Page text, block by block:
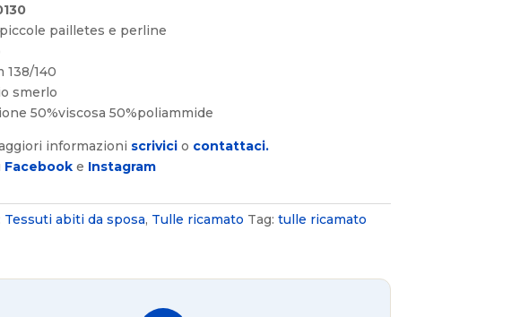
pailletes e perline
138/140
smerlo
50%viscosa 50%poliammide
informazioni scrivici o contattaci.
Facebooke Instagram
Tessuti abiti da sposa, Tulle ricamato Tag: tulle ricamato